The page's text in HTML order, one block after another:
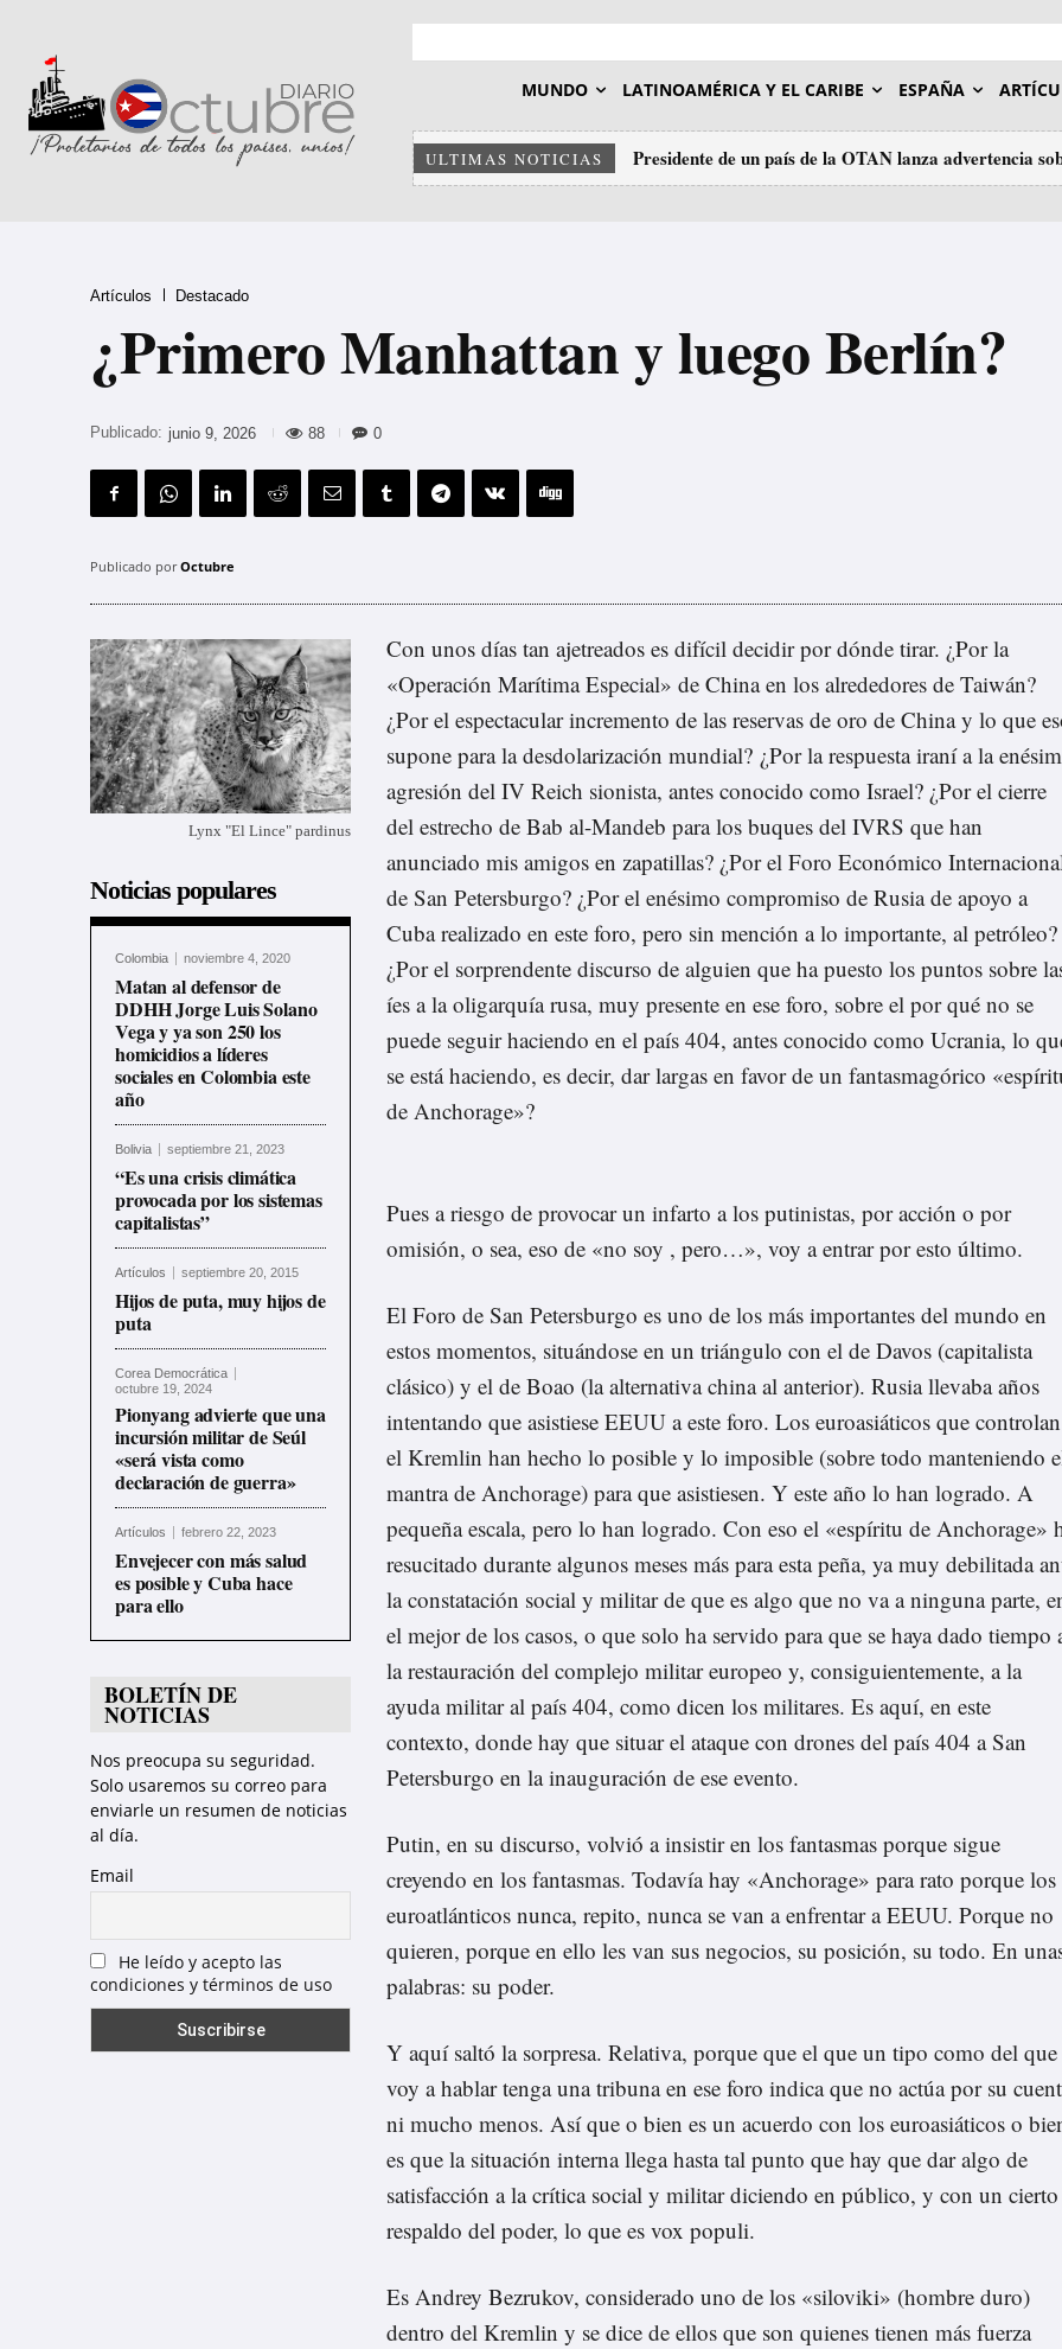
MUNDO LATINOAMÉRICA Y EL CARIBE ESPAÑA
ULTIMAS NOTICIAS Presidente de un país de la OTAN lanza advertencia
Artículos Destacado
¿Primero Manhattan y luego Berlín?
Publicado: junio 9, 2026 88 0
Publicado por Octubre
Lynx "El Lince" pardinus
Noticias populares
Colombia noviembre 4, 2020
Matan al defensor de
DDHH Jorge Luis Solano
Vega y ya son 250 los
homicidios a líderes
sociales en Colombia este
año
Bolivia septiembre 21, 2023
“Es una crisis climática
provocada por los sistemas
capitalistas”
Artículos septiembre 20, 2015
Hijos de puta, muy hijos de
puta
Corea Democrática
octubre 19, 2024
Pionyang advierte que una
incursión militar de Seúl
«será vista como
declaración de guerra»
Artículos febrero 22, 2023
Envejecer con más salud
es posible y Cuba hace
para ello
BOLETÍN DE
NOTICIAS
Nos preocupa su seguridad.
Solo usaremos su correo para
enviarle un resumen de noticias
al día.
Email
He leído y acepto las
condiciones y términos de uso
Con unos días tan ajetreados es difícil decidir por dónde tirar. ¿Por la
«Operación Marítima Especial» de China en los alrededores de Taiwán?
¿Por el espectacular incremento de las reservas de oro de China y lo que
supone para la desdolarización mundial? ¿Por la respuesta iraní a la
agresión del IV Reich sionista, antes conocido como Israel? ¿Por el cierre
del estrecho de Bab al-Mandeb para los buques del IVRS que han
anunciado mis amigos en zapatillas? ¿Por el Foro Económico
de San Petersburgo? ¿Por el enésimo compromiso de Rusia de apoyo a
Cuba realizado en este foro, pero sin mención a lo importante, al petróleo?
¿Por el sorprendente discurso de alguien que ha puesto los puntos sobre
íes a la oligarquía rusa, muy presente en ese foro, sobre el por qué no se
puede seguir haciendo en el país 404, antes conocido como Ucrania, lo
se está haciendo, es decir, dar largas en favor de un fantasmagórico
de Anchorage»?
Pues a riesgo de provocar un infarto a los putinistas, por acción o por
omisión, o sea, eso de «no soy , pero…», voy a entrar por esto último.
El Foro de San Petersburgo es uno de los más importantes del mundo en
estos momentos, situándose en un triángulo con el de Davos (capitalista
clásico) y el de Boao (la alternativa china al anterior). Rusia llevaba años
intentando que asistiese EEUU a este foro. Los euroasiáticos que controlan
el Kremlin han hecho lo posible y lo imposible (sobre todo manteniendo
mantra de Anchorage) para que asistiesen. Y este año lo han logrado. A
pequeña escala, pero lo han logrado. Con eso el «espíritu de Anchorage»
resucitado durante algunos meses más para esta peña, ya muy debilitada
la constatación social y militar de que es algo que no va a ninguna parte,
el mejor de los casos, o que solo ha servido para que se haya dado tiempo
la restauración del complejo militar europeo y, consiguientemente, a la
ayuda militar al país 404, como dicen los militares. Es aquí, en este
contexto, donde hay que situar el ataque con drones del país 404 a San
Petersburgo en la inauguración de ese evento.
Putin, en su discurso, volvió a insistir en los fantasmas porque sigue
creyendo en los fantasmas. Todavía hay «Anchorage» para rato porque los
euroatlánticos nunca, repito, nunca se van a enfrentar a EEUU. Porque no
quieren, porque en ello les van sus negocios, su posición, su todo. En
palabras: su poder.
Y aquí saltó la sorpresa. Relativa, porque que el que un tipo como del que
voy a hablar tenga una tribuna en ese foro indica que no actúa por su
ni mucho menos. Así que o bien es un acuerdo con los euroasiáticos o
es que la situación interna llega hasta tal punto que hay que dar algo de
satisfacción a la crítica social y militar diciendo en público, y con un cierto
respaldo del poder, lo que es vox populi.
Es Andrey Bezrukov, considerado uno de los «siloviki» (hombre duro)
dentro del Kremlin y se dice de ellos que son quienes tienen más fuerza